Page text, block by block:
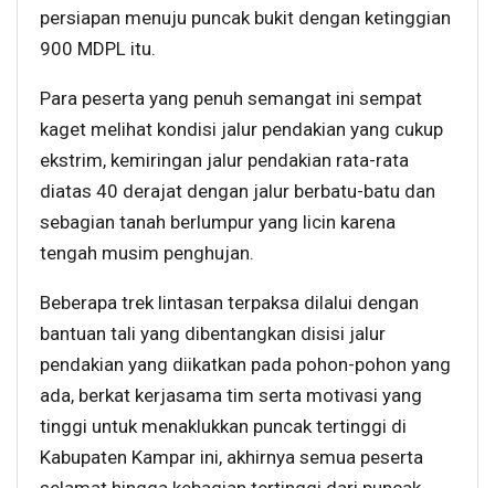
persiapan menuju puncak bukit dengan ketinggian
900 MDPL itu.
Para peserta yang penuh semangat ini sempat
kaget melihat kondisi jalur pendakian yang cukup
ekstrim, kemiringan jalur pendakian rata-rata
diatas 40 derajat dengan jalur berbatu-batu dan
sebagian tanah berlumpur yang licin karena
tengah musim penghujan.
Beberapa trek lintasan terpaksa dilalui dengan
bantuan tali yang dibentangkan disisi jalur
pendakian yang diikatkan pada pohon-pohon yang
ada, berkat kerjasama tim serta motivasi yang
tinggi untuk menaklukkan puncak tertinggi di
Kabupaten Kampar ini, akhirnya semua peserta